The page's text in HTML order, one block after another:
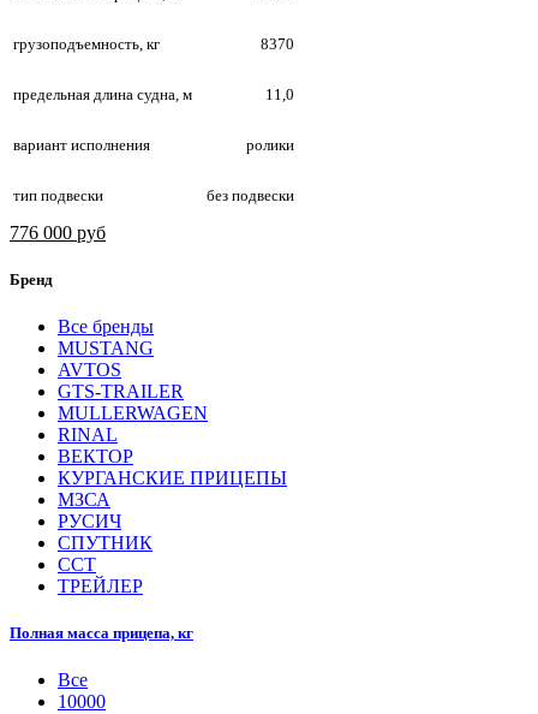
грузоподъемность, кг 8370
предельная длина судна, м 11,0
вариант исполнения ролики
тип подвески без подвески
776 000 руб
Бренд
Все бренды
MUSTANG
AVTOS
GTS-TRAILER
MULLERWAGEN
RINAL
ВЕКТОР
КУРГАНСКИЕ ПРИЦЕПЫ
МЗСА
РУСИЧ
СПУТНИК
ССТ
ТРЕЙЛЕР
Полная масса прицепа, кг
Все
10000